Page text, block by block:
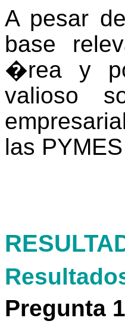
A pesar
base
�rea y
valioso
las
Pregunta